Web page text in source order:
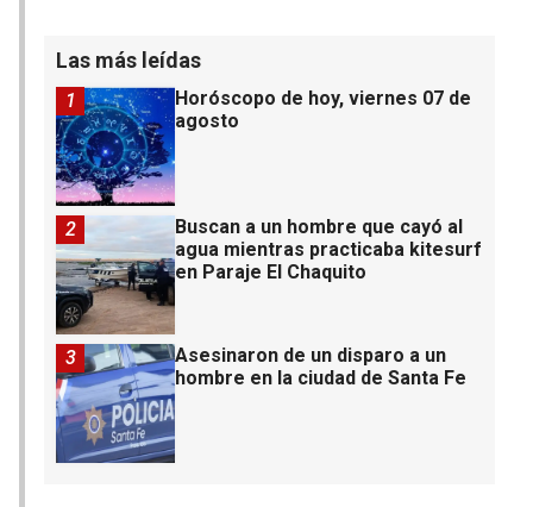
Las más leídas
Horóscopo de hoy, viernes 07 de
agosto
1
Buscan a un hombre que cayó al
agua mientras practicaba kitesurf
en Paraje El Chaquito
2
Asesinaron de un disparo a un
hombre en la ciudad de Santa Fe
3